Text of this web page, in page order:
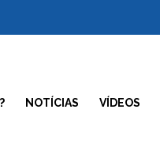
NOTÍCIAS VÍDEOS